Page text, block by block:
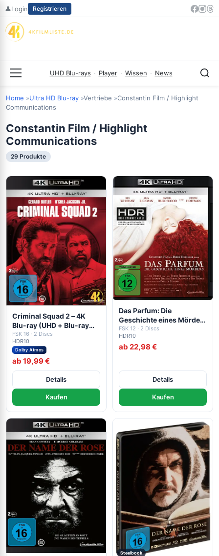
Zum
springen
👤Login Registrieren
UHD Blu-rays · Player · Wissen · News
Home Ultra HD Blu-ray Vertriebe
Constantin Film / Highlight
Communications
Constantin Film / Highlight
Communications
29 Produkte
Criminal Squad 2 – 4K
Blu-ray (UHD + Blu-ray
Disc)
FSK 16 · 2 Discs
HDR10
Dolby Atmos
ab 19,99 €
Details
Kaufen
Das Parfum: Die
Geschichte eines Mörders
– 4K Blu-ray (UHD Blu-ray
Disc)
FSK 12 · 2 Discs
HDR10
ab 22,98 €
Details
Kaufen
Steelbook